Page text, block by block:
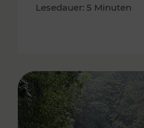
Lesedauer: 5 Minuten